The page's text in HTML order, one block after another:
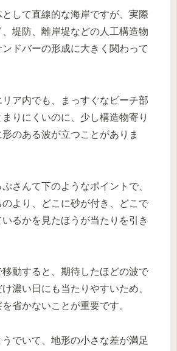
して直線的な海岸ですが、実際
堤防、離岸堤などの人工構造物
ドバーの形成に大きく関わって
ア内でも、まっすぐなビーチ部
りにくいのに、少し構造物寄り
のある波が立つことがありま
さんて下のようなポイントで、
より、どこに砂が付き、どこで
るかを見たほうが当たりを引き
動すると、期待したほどの波で
濃い日にも当たりやすいため、
省かないことが重要です。
でいて、地形の小さな差が満足